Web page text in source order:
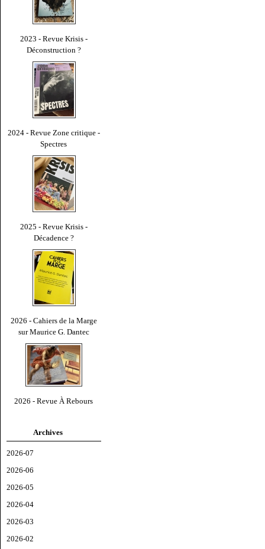
2023 - Revue Krisis -
Déconstruction ?
2024 - Revue Zone critique -
Spectres
2025 - Revue Krisis -
Décadence ?
2026 - Cahiers de la Marge
sur Maurice G. Dantec
2026 - Revue À Rebours
Archives
2026-07
2026-06
2026-05
2026-04
2026-03
2026-02